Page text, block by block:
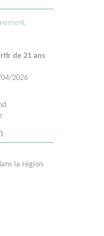
de 21 ans
2026
la région